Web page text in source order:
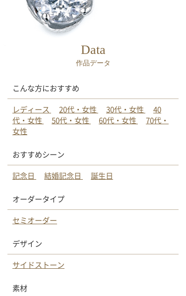
Data
作品データ
こんな方におすすめ
レディース
20代・女性 30代・女性
40
代・女性
50代・女性 60代・女性
70代・
女性
おすすめシーン
記念日
結婚記念日 誕生日
オーダータイプ
セミオーダー
デザイン
サイドストーン
素材